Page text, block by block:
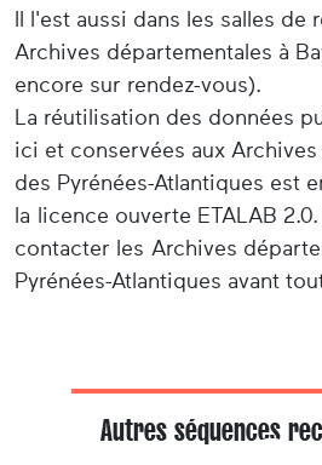
Il l'est aussi dans les salles de
Archives départementales à
encore sur rendez-vous).
La réutilisation des données
ici et conservées aux
des Pyrénées-Atlantiques est
la licence ouverte ETALAB
contacter les Archives
Pyrénées-Atlantiques avant
Autres séquences